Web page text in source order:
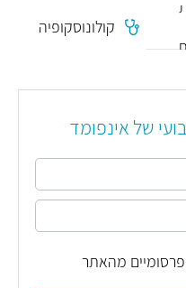
קולונוסקופיה
של אינפומד
פרסומיים מהאתר